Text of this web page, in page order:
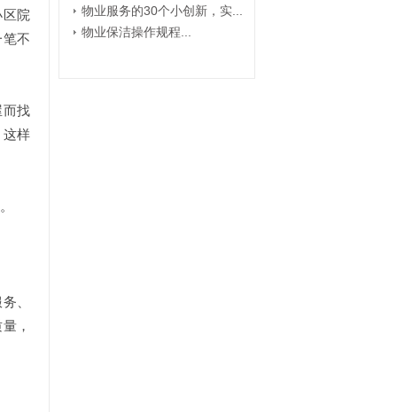
院
不
找
样
、
，
物业服务的30个小创新，实...
物业保洁操作规程...